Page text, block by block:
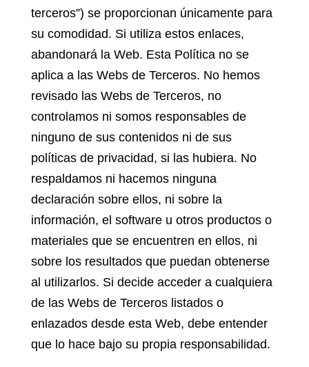
terceros”) se proporcionan únicamente para
su comodidad. Si utiliza estos enlaces,
abandonará la Web. Esta Política no se
aplica a las Webs de Terceros. No hemos
revisado las Webs de Terceros, no
controlamos ni somos responsables de
ninguno de sus contenidos ni de sus
políticas de privacidad, si las hubiera. No
respaldamos ni hacemos ninguna
declaración sobre ellos, ni sobre la
información, el software u otros productos o
materiales que se encuentren en ellos, ni
sobre los resultados que puedan obtenerse
al utilizarlos. Si decide acceder a cualquiera
de las Webs de Terceros listados o
enlazados desde esta Web, debe entender
que lo hace bajo su propia responsabilidad.